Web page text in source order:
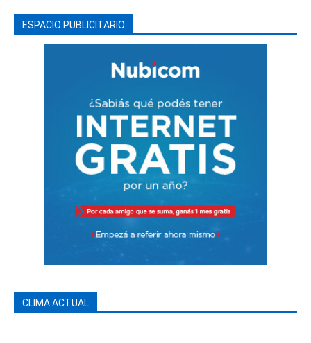
ESPACIO PUBLICITARIO
CLIMA ACTUAL